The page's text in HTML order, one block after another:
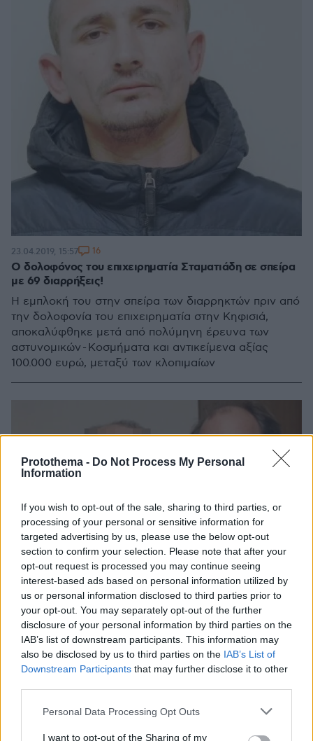
Protothema - Do Not Process My Personal
Information
If you wish to opt-out of the sale, sharing to third parties, or
processing of your personal or sensitive information for
targeted advertising by us, please use the below opt-out
section to confirm your selection. Please note that after your
opt-out request is processed you may continue seeing
interest-based ads based on personal information utilized by
us or personal information disclosed to third parties prior to
your opt-out. You may separately opt-out of the further
disclosure of your personal information by third parties on the
IAB’s list of downstream participants. This information may
also be disclosed by us to third parties on the IAB’s List of
Downstream Participants that may further disclose it to other
Please note that this website/app uses one or more Google
not limited to your visit or usage behaviour. You may click to
Personal Data Processing Opt Outs
I want to opt-out of the Sharing of my
Ο δολοφόνος του επιχειρηματία Σταματιάδη σε σπείρα
με 69 διαρρήξεις!
Η εμπλοκή του στην σπείρα των διαρρηκτών πριν από
την δολοφονία του επιχειρηματία στην Κηφισιά,
αποκαλύφθηκε μετά από πολύμηνη έρευνα των
αστυνομικών - Κοσμήματα και αντικείμενα αξίας
100.000 ευρώ, μεταξύ των κλοπιμαίων
23.04.2019, 15:57 16
για την εξιχνίαση της δολοφονίας
18.02.2019, 17:22